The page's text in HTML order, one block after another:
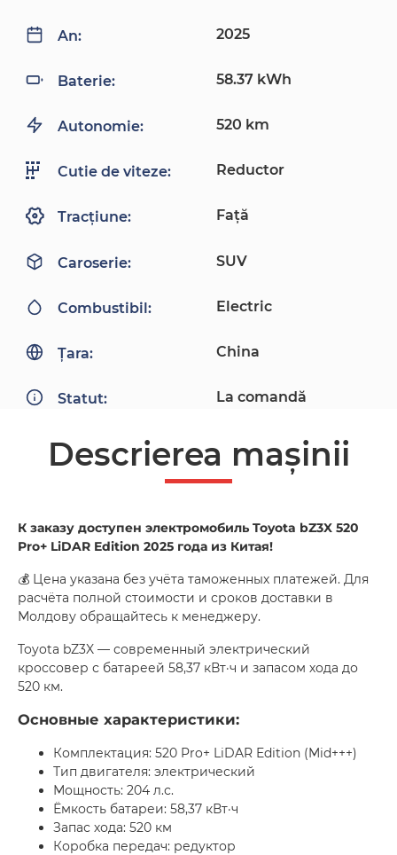
An: 2025
Baterie: 58.37 kWh
Autonomie: 520 km
Cutie de viteze: Reductor
Tracțiune: Față
Caroserie: SUV
Combustibil: Electric
Țara: China
Statut: La comandă
Descrierea mașinii
К заказу доступен электромобиль Toyota bZ3X 520
Pro+ LiDAR Edition 2025 года из Китая!
💰 Цена указана без учёта таможенных платежей. Для
расчёта полной стоимости и сроков доставки в
Молдову обращайтесь к менеджеру.
Toyota bZ3X — современный электрический
кроссовер с батареей 58,37 кВт·ч и запасом хода до
520 км.
Основные характеристики:
Комплектация: 520 Pro+ LiDAR Edition (Mid+++)
Тип двигателя: электрический
Мощность: 204 л.с.
Ёмкость батареи: 58,37 кВт·ч
Запас хода: 520 км
Коробка передач: редуктор